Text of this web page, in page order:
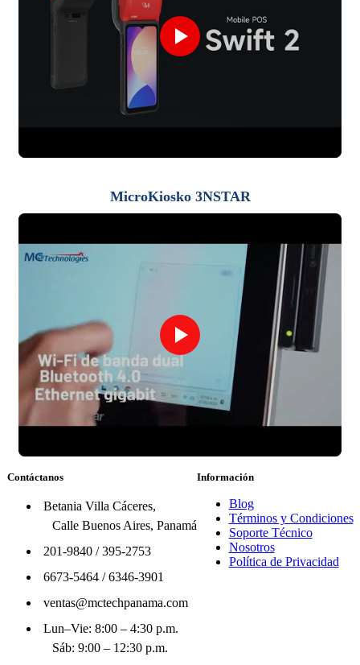
MicroKiosko 3NSTAR
Contáctanos
Betania Villa Cáceres,
Calle Buenos Aires, Panamá
201-9840/395-2753
6673-5464/6346-3901
ventas@mctechpanama.com
Lun–Vie: 8:00 – 4:30 p.m.
Sáb: 9:00 – 12:30 p.m.
Información
Blog
Términos y Condiciones
Soporte Técnico
Nosotros
Política de Privacidad